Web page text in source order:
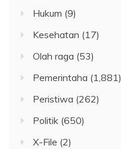
Hukum (9)
Kesehatan (17)
Olah raga (53)
Pemerintaha (1,881)
Peristiwa (262)
Politik (650)
X-File (2)